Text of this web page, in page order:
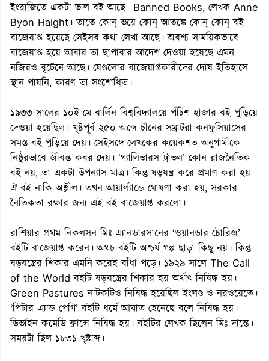
ইংরাজিতে একটা ভাল বই আছে—Banned Books, লেখক Anne
Byon Haight। তাতে কোন্ ভয়ে কোন্ আতঙ্কে কোন্ কোন্ বই
বাজেয়াপ্ত হয়েছে সেইসব কথা লেখা আছে। অবশ্য সাময়িকভাবে
বাজেয়াপ্ত হয়ে আবার তা ছাপাবার আদেশ দেওয়া হয়েছে এমন
নজিরও বৃটেনে আছে। যেগুলোর বাজেয়াপ্তকারীদের দোষ ইতিহাসে
স্থান পায়নি, কারণ তা সংশোধিত।
১৯৩৩ সালের ১০ই মে বার্লিন বিশ্ববিদ্যালয়ে পঁচিশ হাজার বই পুড়িয়ে
দেওয়া হয়েছিল। খৃষ্টপূর্ব ২৫০ অব্দে চীনের সম্রাটরা কনফুসিয়াসের
সমস্ত বই পুড়িয়ে দেয়। সেইসঙ্গে লেখকের কয়েকশত অনুগামীকে
নিষ্ঠুরভাবে জীবন্ত কবর দেয়। ‘গ্যালিভারস ট্রাভল’ কোন রাজনৈতিক
বই নয়, তা একটা উপন্যাস মাত্র। কিন্তু ষড়যন্ত্র করে প্রমাণ করা হয়
ঐ বই নাকি অশ্লীল। তখন আয়ার্ল্যান্ডে ঘোষণা করা হয়, সরকার
নৈতিকতা রক্ষার জন্য এই বই বাজেয়াপ্ত করলো।
রাশিয়ার প্রথম নিকলসন মিঃ এ্যানডারসানের ‘ওয়ানডার ষ্টোরিজ’
বইটি বাজেয়াপ্ত করেন। অথচ বইটি অশ্চর্য গল্প ছাড়া কিছু নয়। কিন্তু
ষড়যন্ত্রের শিকার এমনি করেই বাঁধা পড়ে। ১৯২৯ সালে The Call
of the World বইটি ষড়যন্ত্রের শিকার হয় অর্থাৎ নিষিদ্ধ হয়।
Green Pastures নাটকটিও নিষিদ্ধ হয়েছিল ইংলণ্ড ও নরওয়েতে।
‘পিটার এ্যান্ড পেগি’ বইটি ধর্মে আঘাত হেনেছে বলে নিষিদ্ধ হয়।
ডিভাইন কমেডি ফ্রান্সে নিষিদ্ধ হয়। বইটির লেখক ছিলেন মিঃ দান্তে।
সময়টা ছিল ১৮৩১ খৃষ্টাব্দ।